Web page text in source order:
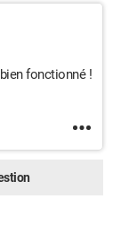
fonctionné !